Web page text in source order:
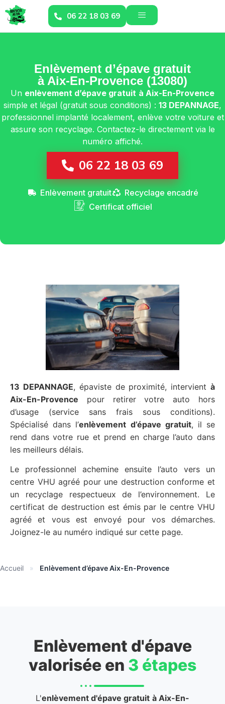
06 22 18 03 69
Enlèvement d’épave gratuit
à Aix-En-Provence (13080)
Un enlèvement d’épave gratuit à Aix-En-Provence
simple et légal (gratuit sous conditions) : 13 DEPANNAGE,
professionnel implanté localement, enlève votre voiture et
assure son recyclage. Contactez-le directement via le
numéro affiché.
06 22 18 03 69
Enlèvement gratuit
Recyclage encadré
Certificat officiel
13 DEPANNAGE, épaviste de proximité, intervientà
Aix-En-Provence pour retirer votre auto hors
d’usage (service sans frais sous conditions).
Spécialisé dans l’enlèvement d’épave gratuit, il se
rend dans votre rue et prend en charge l’auto dans
les meilleurs délais.
Le professionnel achemine ensuite l’auto vers un
centre VHU agréé pour une destruction conforme et
un recyclage respectueux de l’environnement. Le
certificat de destruction est émis par le centre VHU
agréé et vous est envoyé pour vos démarches.
Joignez-le au numéro indiqué sur cette page.
Accueil » Enlèvement d’épave Aix-En-Provence
Enlèvement d'épave
valorisée en 3 étapes
L'enlèvement d'épave gratuit à Aix-En-